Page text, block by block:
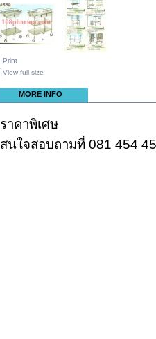
Print
View full size
MORE INFO
ราคาพิเศษ
สนใจสอบถามที่ 081 454